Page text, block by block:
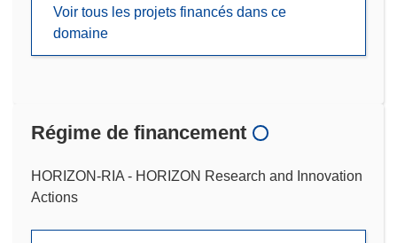
Voir tous les projets financés dans ce
domaine
Régime de financement
HORIZON-RIA - HORIZON Research and Innovation
Actions